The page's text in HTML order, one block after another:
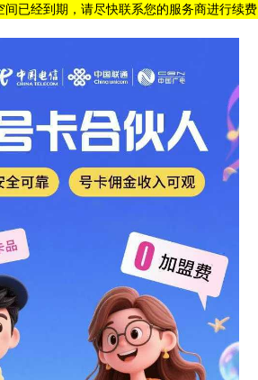
间已经到期，请尽快联系您的服务商进行续费